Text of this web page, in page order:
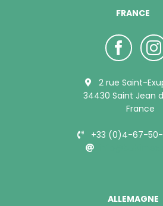
FRANCE
2 rue Saint-
34430 Saint Jean
France
+33 (0)4-67-50-
ALLEMAGNE